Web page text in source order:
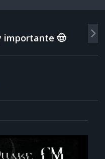
importante 🤠